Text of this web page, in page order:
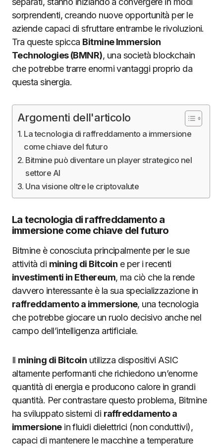
sorprendenti, creando nuove opportunità per le
aziende capaci di sfruttare entrambe le rivoluzioni.
Tra queste spicca Bitmine Immersion
Technologies (BMNR), una società blockchain
che potrebbe trarre enormi vantaggi proprio da
questa sinergia.
Argomenti dell'articolo
La tecnologia di raffreddamento a immersione
come chiave del futuro
Bitmine può diventare un player strategico nel
settore AI
Una visione oltre le criptovalute
La tecnologia di raffreddamento a
immersione come chiave del futuro
Bitmine è conosciuta principalmente per le sue
attività di mining di Bitcoin e per i recenti
investimenti in Ethereum, ma ciò che la rende
davvero interessante è la sua specializzazione in
raffreddamento a immersione, una tecnologia
che potrebbe giocare un ruolo decisivo anche nel
campo dell’intelligenza artificiale.
Il mining di Bitcoin utilizza dispositivi ASIC
altamente performanti che richiedono un’enorme
quantità di energia e producono calore in grandi
quantità. Per contrastare questo problema, Bitmine
ha sviluppato sistemi di raffreddamento a
immersionein fluidi dielettrici (non conduttivi),
capaci di mantenere le macchine a temperature